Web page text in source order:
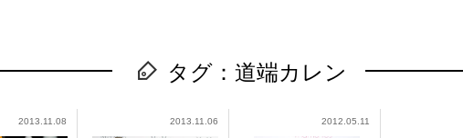
タグ：道端カレン
2013.11.08 2013.11.06 2012.05.11